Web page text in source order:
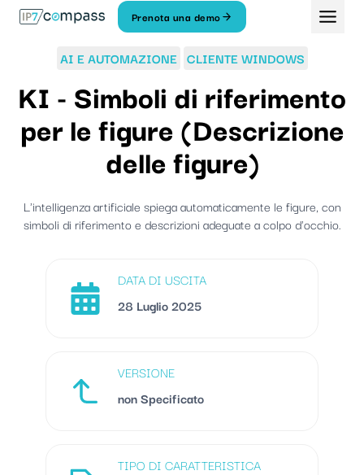
Prenota una demo
AI E AUTOMAZIONE CLIENTE WINDOWS
KI - Simboli di riferimento
per le figure (Descrizione
delle figure)
L'intelligenza artificiale spiega automaticamente le figure, con
simboli di riferimento e descrizioni adeguate a colpo d'occhio.
DATA DI USCITA
28 Luglio 2025
VERSIONE
non Specificato
TIPO DI CARATTERISTICA